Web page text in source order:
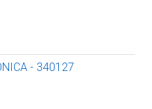
- 340127